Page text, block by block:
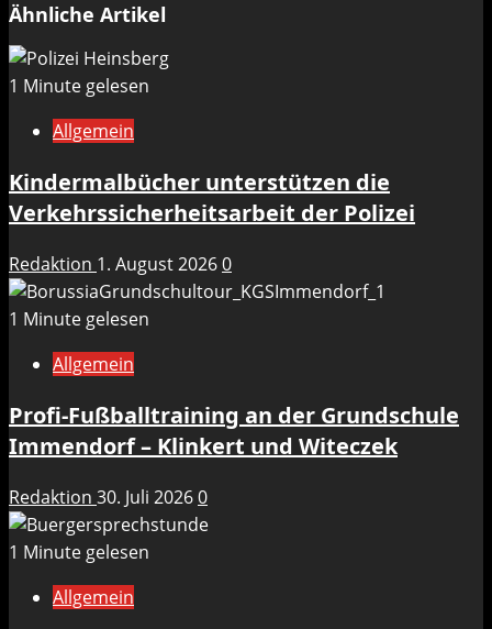
Ähnliche Artikel
1 Minute gelesen
Allgemein
Kindermalbücher unterstützen die
Verkehrssicherheitsarbeit der Polizei
Redaktion 1. August 20260
1 Minute gelesen
Allgemein
Profi-Fußballtraining an der Grundschule
Immendorf – Klinkert und Witeczek
Redaktion 30. Juli 20260
1 Minute gelesen
Allgemein